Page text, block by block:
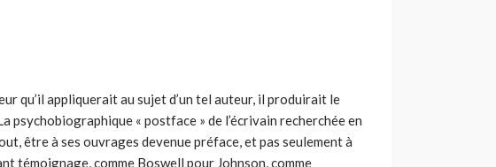
qu’il appliquerait au sujet d’un tel auteur, il produirait le
psychobiographique « postface » de l’écrivain recherchée en
être à ses ouvrages devenue préface, et pas seulement à
témoignage, comme Boswell pour Johnson, comme